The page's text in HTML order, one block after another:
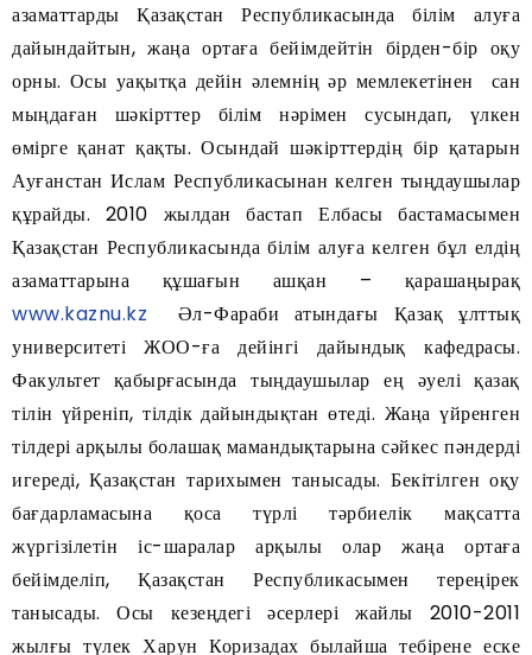
азаматтарды Қазақстан Республикасында білім алуға
дайындайтын, жаңа ортаға бейімдейтін бірден-бір оқу
орны. Осы уақытқа дейін әлемнің әр мемлекетінен сан
мыңдаған шәкірттер білім нәрімен сусындап, үлкен
өмірге қанат қақты. Осындай шәкірттердің бір қатарын
Ауғанстан Ислам Республикасынан келген тыңдаушылар
құрайды. 2010 жылдан бастап Елбасы бастамасымен
Қазақстан Республикасында білім алуға келген бұл елдің
азаматтарына құшағын ашқан – қарашаңырақ
www.kaznu.kz Әл-Фараби атындағы Қазақ ұлттық
университеті ЖОО-ға дейінгі дайындық кафедрасы.
Факультет қабырғасында тыңдаушылар ең әуелі қазақ
тілін үйреніп, тілдік дайындықтан өтеді. Жаңа үйренген
тілдері арқылы болашақ мамандықтарына сәйкес пәндерді
игереді, Қазақстан тарихымен танысады. Бекітілген оқу
бағдарламасына қоса түрлі тәрбиелік мақсатта
жүргізілетін іс-шаралар арқылы олар жаңа ортаға
бейімделіп, Қазақстан Республикасымен тереңірек
танысады. Осы кезеңдегі әсерлері жайлы 2010-2011
жылғы түлек Харун Коризадах былайша тебірене еске